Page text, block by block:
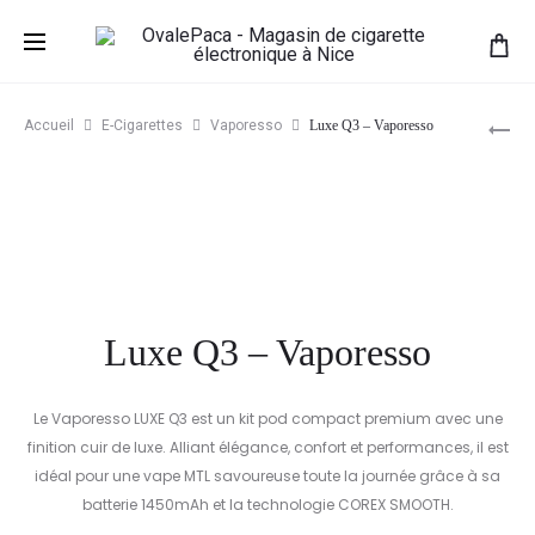
Accueil E-Cigarettes Vaporesso Luxe Q3 – Vaporesso
Luxe Q3 – Vaporesso
Le Vaporesso LUXE Q3 est un kit pod compact premium avec une
finition cuir de luxe. Alliant élégance, confort et performances, il est
idéal pour une vape MTL savoureuse toute la journée grâce à sa
batterie 1450mAh et la technologie COREX SMOOTH.